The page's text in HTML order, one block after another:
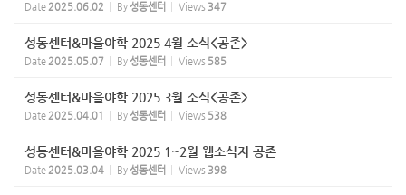
Date 2025.06.02 By 성동센터 Views 347
성동센터&마을야학 2025 4월 소식<공존>
Date 2025.05.07 By 성동센터 Views 585
성동센터&마을야학 2025 3월 소식<공존>
Date 2025.04.01 By 성동센터 Views 538
성동센터&마을야학 2025 1~2월 웹소식지 공존
Date 2025.03.04 By 성동센터 Views 398